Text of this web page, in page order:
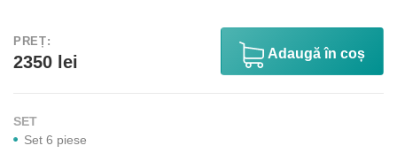
PREȚ:
2350 lei Аdaugă în coș
SET
Set 6 piese